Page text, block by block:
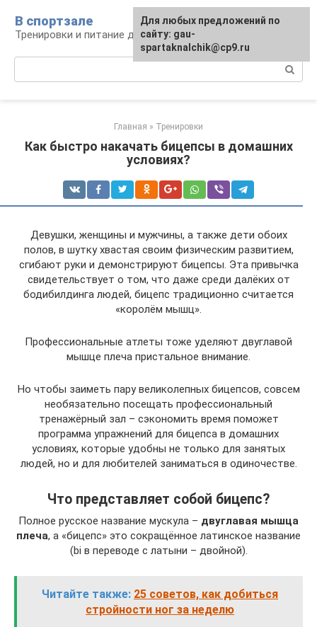
контенту
В спортзале
Тренировки и питание для здоровья
Главная » Тренировки
Как быстро накачать бицепсы в домашних
условиях?
Девушки, женщины и мужчины, а также дети обоих
полов, в шутку хвастая своим физическим развитием,
сгибают руки и демонстрируют бицепсы. Эта привычка
свидетельствует о том, что даже среди далёких от
бодибилдинга людей, бицепс традиционно считается
«королём мышц».
Профессиональные атлеты тоже уделяют двуглавой
мышце плеча пристальное внимание.
Но чтобы заиметь пару великолепных бицепсов, совсем
необязательно посещать профессиональный
тренажёрный зал – сэкономить время поможет
программа упражнений для бицепса в домашних
условиях, которые удобны не только для занятых
людей, но и для любителей заниматься в одиночестве.
Что представляет собой бицепс?
Полное русское название мускула – двуглавая мышца
плеча, а «бицепс» это сокращённое латинское название
(bi в переводе с латыни – двойной).
Читайте также: 25 советов, как добиться
стройности ног за неделю
Для любых предложений по
сайту: gau-
spartaknalchik@cp9.ru